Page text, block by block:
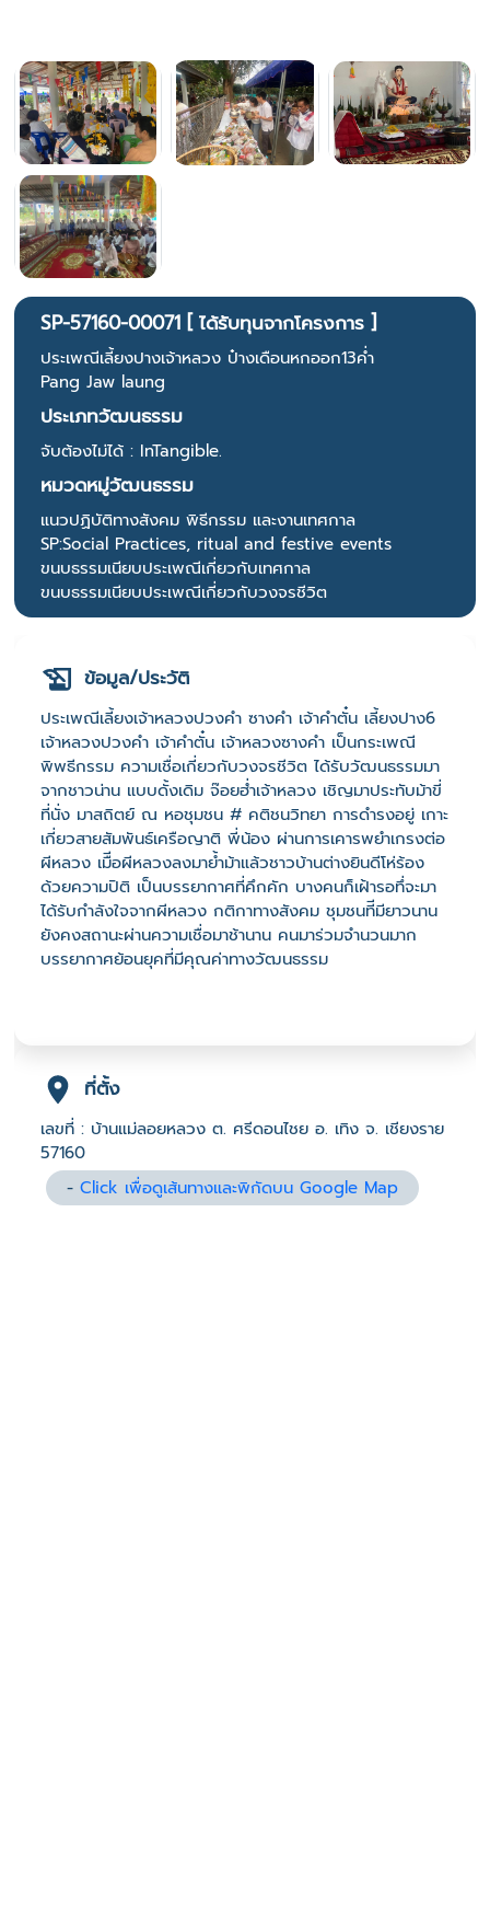
SP-57160-00071 [ ได้รับทุนจากโครงการ ]
ประเพณีเลี้ยงปางเจ้าหลวง ป๋างเดือนหกออก13ค่ำ
Pang Jaw laung
ประเภทวัฒนธรรม
จับต้องไม่ได้ : InTangible.
หมวดหมู่วัฒนธรรม
แนวปฏิบัติทางสังคม พิธีกรรม และงานเทศกาล
SP:Social Practices, ritual and festive events
ขนบธรรมเนียบประเพณีเกี่ยวกับเทศกาล
ขนบธรรมเนียบประเพณีเกี่ยวกับวงจรชีวิต
ข้อมูล/ประวัติ
ประเพณีเลี้ยงเจ้าหลวงปวงคำ ซางคำ เจ้าคำตั๋น เลี้ยงปาง6
เจ้าหลวงปวงคำ เจ้าคำตั๋น เจ้าหลวงซางคำ เป็นกระเพณี
พิพธีกรรม ความเชื่อเกี่ยวกับวงจรชีวิต ได้รับวัฒนธรรมมา
จากชาวน่าน แบบดั้งเดิม จ๊อยฮ่ำเจ้าหลวง เชิญมาประทับม้าขี่
ที่นั่ง มาสถิตย์ ณ หอชุมชน # คติชนวิทยา การดำรงอยู่ เกาะ
เกี่ยวสายสัมพันธ์เครือญาติ พี่น้อง ผ่านการเคารพยำเกรงต่อ
ผีหลวง เมืีอผีหลวงลงมาย้ำม้าแล้วชาวบ้านต่างยินดีโห่ร้อง
ด้วยความปิติ เป็นบรรยากาศที่คึกคัก บางคนก็เฝ้ารอทึ่จะมา
ได้รับกำลังใจจากผีหลวง กติกาทางสังคม ชุมชนทีีมียาวนาน
ยังคงสถานะผ่านความเชื่อมาช้านาน คนมาร่วมจำนวนมาก
บรรยากาศย้อนยุคที่มีคุณค่าทางวัฒนธรรม
ที่ตั้ง
เลขที่ : บ้านแม่ลอยหลวง ต. ศรีดอนไชย อ. เทิง จ. เชียงราย
57160
-Click เพื่อดูเส้นทางและพิกัดบน Google Map